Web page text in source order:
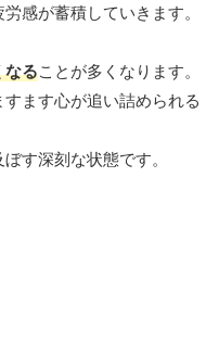
感が蓄積していきます。
なることが多くなります。
ます心が追い詰められる
す深刻な状態です。